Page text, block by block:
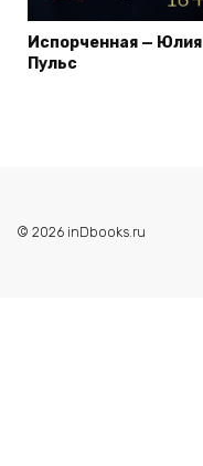
Испорченная — Юлия
Пульс
© 2026 inDbooks.ru